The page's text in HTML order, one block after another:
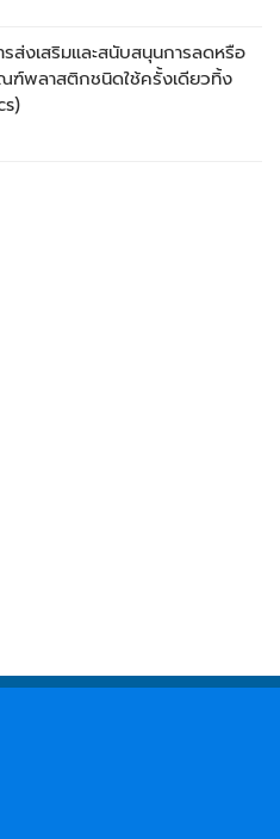
ส่งเสริมและสนับสนุนการลดหรือ
ฑ์พลาสติกชนิดใช้ครั้งเดียวทิ้ง